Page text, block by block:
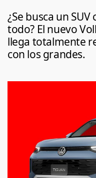
¿Se busca un
todo? El nuevo
llega totalmente
con los grandes.